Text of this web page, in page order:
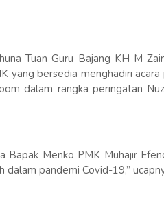
Tuan Guru Bajang KH M
yang bersedia menghadiri
dalam rangka peringatan
Bapak Menko PMK Muhajir
dalam pandemi Covid-19,”